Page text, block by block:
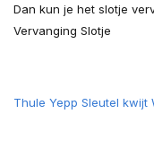
Dan kun je het slotje
Vervanging Slotje
Thule Yepp Sleutel kwijt